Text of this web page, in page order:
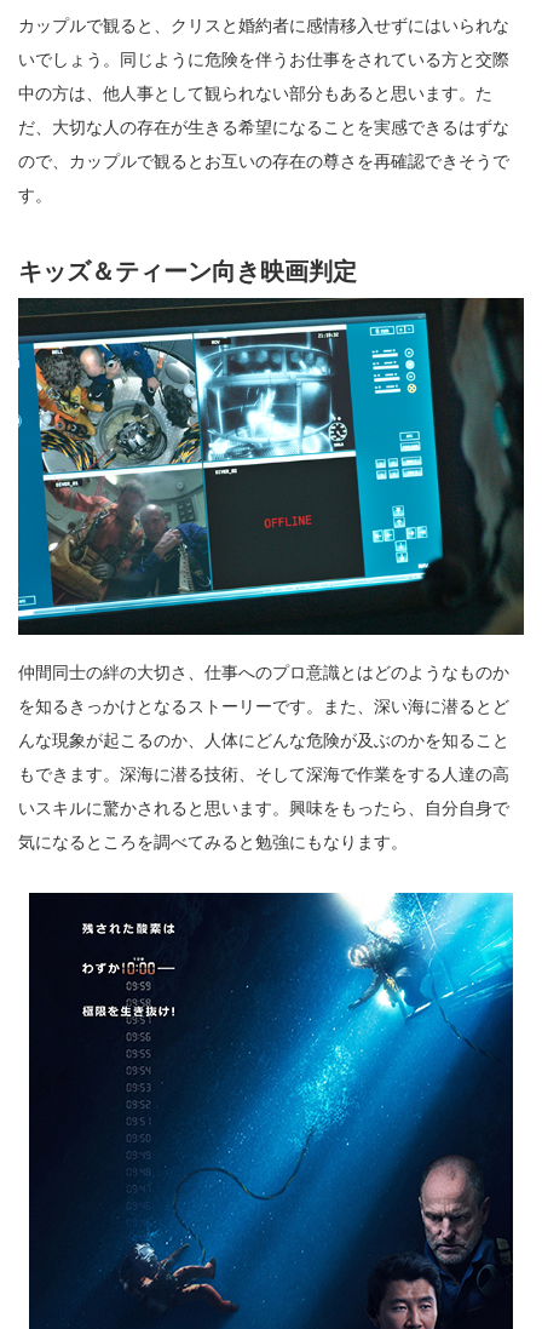
カップルで観ると、クリスと婚約者に感情移入せずにはいられな
いでしょう。同じように危険を伴うお仕事をされている方と交際
中の方は、他人事として観られない部分もあると思います。た
だ、大切な人の存在が生きる希望になることを実感できるはずな
ので、カップルで観るとお互いの存在の尊さを再確認できそうで
す。
キッズ＆ティーン向き映画判定
仲間同士の絆の大切さ、仕事へのプロ意識とはどのようなものか
を知るきっかけとなるストーリーです。また、深い海に潜るとど
んな現象が起こるのか、人体にどんな危険が及ぶのかを知ること
もできます。深海に潜る技術、そして深海で作業をする人達の高
いスキルに驚かされると思います。興味をもったら、自分自身で
気になるところを調べてみると勉強にもなります。